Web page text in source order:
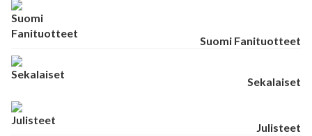
Suomi Fanituotteet
Sekalaiset
Julisteet